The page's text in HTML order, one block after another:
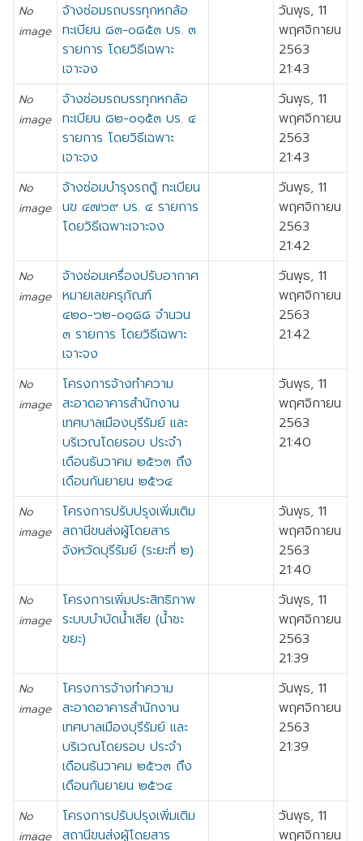
No
image
จ้างซ่อมรถบรรทุกหกล้อ
ทะเบียน ๘๓-๐๘๕๓ บร. ๓
รายการ โดยวิธีเฉพาะ
เจาะจง
วันพุธ, 11
พฤศจิกายน
2563
21:43
No
image
จ้างซ่อมรถบรรทุกหกล้อ
ทะเบียน ๘๒-๐๑๕๓ บร. ๔
รายการ โดยวิธีเฉพาะ
เจาะจง
วันพุธ, 11
พฤศจิกายน
2563
21:43
No
image
จ้างซ่อมบำรุงรถตู้ ทะเบียน
นข ๔๗๖๙ บร. ๔ รายการ
โดยวิธีเฉพาะเจาะจง
วันพุธ, 11
พฤศจิกายน
2563
21:42
No
image
จ้างซ่อมเครื่องปรับอากาศ
หมายเลขครุภัณฑ์
๔๒๐-๖๒-๐๑๘๘ จำนวน
๓ รายการ โดยวิธีเฉพาะ
เจาะจง
วันพุธ, 11
พฤศจิกายน
2563
21:42
No
image
โครงการจ้างทำความ
สะอาดอาคารสำนักงาน
เทศบาลเมืองบุรีรัมย์ และ
บริเวณโดยรอบ ประจำ
เดือนธันวาคม ๒๕๖๓ ถึง
เดือนกันยายน ๒๕๖๔
วันพุธ, 11
พฤศจิกายน
2563
21:40
No
image
โครงการปรับปรุงเพิ่มเติม
สถานีขนส่งผู้โดยสาร
จังหวัดบุรีรัมย์ (ระยะที่ ๒)
วันพุธ, 11
พฤศจิกายน
2563
21:40
No
image
โครงการเพิ่มประสิทธิภาพ
ระบบบำบัดน้ำเสีย (น้ำชะ
ขยะ)
วันพุธ, 11
พฤศจิกายน
2563
21:39
No
image
โครงการจ้างทำความ
สะอาดอาคารสำนักงาน
เทศบาลเมืองบุรีรัมย์ และ
บริเวณโดยรอบ ประจำ
เดือนธันวาคม ๒๕๖๓ ถึง
เดือนกันยายน ๒๕๖๔
วันพุธ, 11
พฤศจิกายน
2563
21:39
No
image
โครงการปรับปรุงเพิ่มเติม
สถานีขนส่งผู้โดยสาร
วันพุธ, 11
พฤศจิกายน